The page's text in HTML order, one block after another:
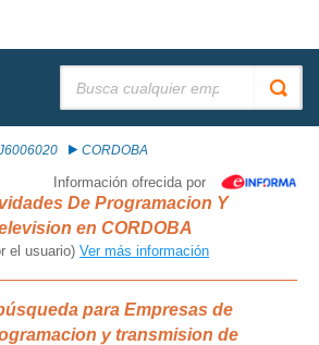
CORDOBA
Información ofrecida por
De Programacion Y
en CORDOBA
el usuario) Ver más información
para Empresas de
y transmision de